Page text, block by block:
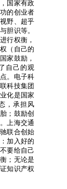
国家有政
的创业者
野、超乎
胆识等。
行权衡，
（自己的
家鼓励，
自己的观
。电子科
科技集团
化是国家
，承担风
；鼓励创
上海交通
联合创始
加入好的
要给自己
；无论是
知识产权